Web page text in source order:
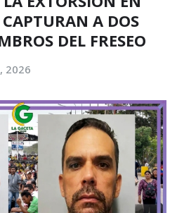
A DOS
DEL FRESEO
2026